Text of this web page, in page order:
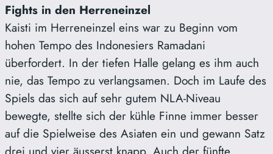
Fights in den Herreneinzel
Kaisti im Herreneinzel eins war zu Beginn vom
hohen Tempo des Indonesiers Ramadani
überfordert. In der tiefen Halle gelang es ihm auch
nie, das Tempo zu verlangsamen. Doch im Laufe des
Spiels das sich auf sehr gutem NLA-Niveau
bewegte, stellte sich der kühle Finne immer besser
auf die Spielweise des Asiaten ein und gewann Satz